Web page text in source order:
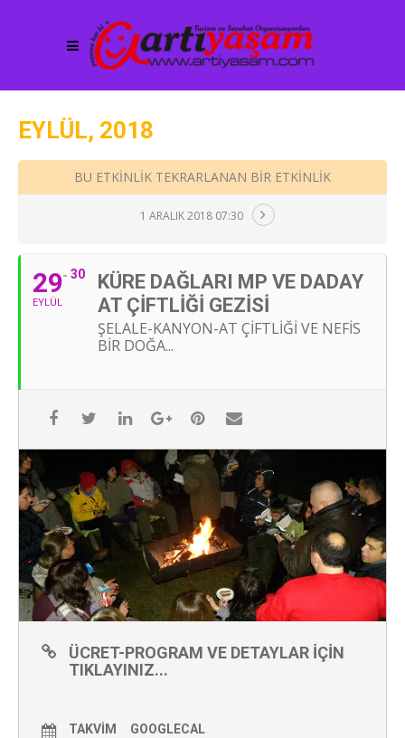
EYLÜL, 2018
BU ETKINLIK TEKRARLANAN BIR ETKINLIK
1 ARALIK 2018 07:30
29
EYLÜL
30
KÜRE DAĞLARI MP VE DADAY
AT ÇIFTLIĞI GEZISI
ŞELALE-KANYON-AT ÇIFTLIĞI VE NEFIS
BIR DOĞA...
ÜCRET-PROGRAM VE DETAYLAR IÇIN
TIKLAYINIZ...
TAKVIM GOOGLECAL